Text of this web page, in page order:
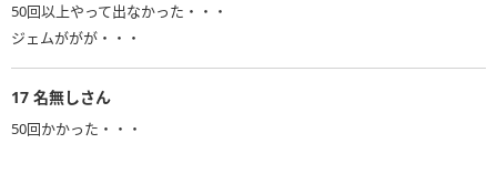
50回以上やって出なかった・・・
ジェムががが・・・
17 名無しさん